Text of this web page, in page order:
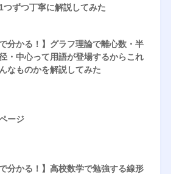
つずつ丁寧に解説してみた
で分かる！】グラフ理論で離心数・半
・中心って用語が登場するからこれ
なものかを解説してみた
ージ
で分かる！】高校数学で勉強する線形